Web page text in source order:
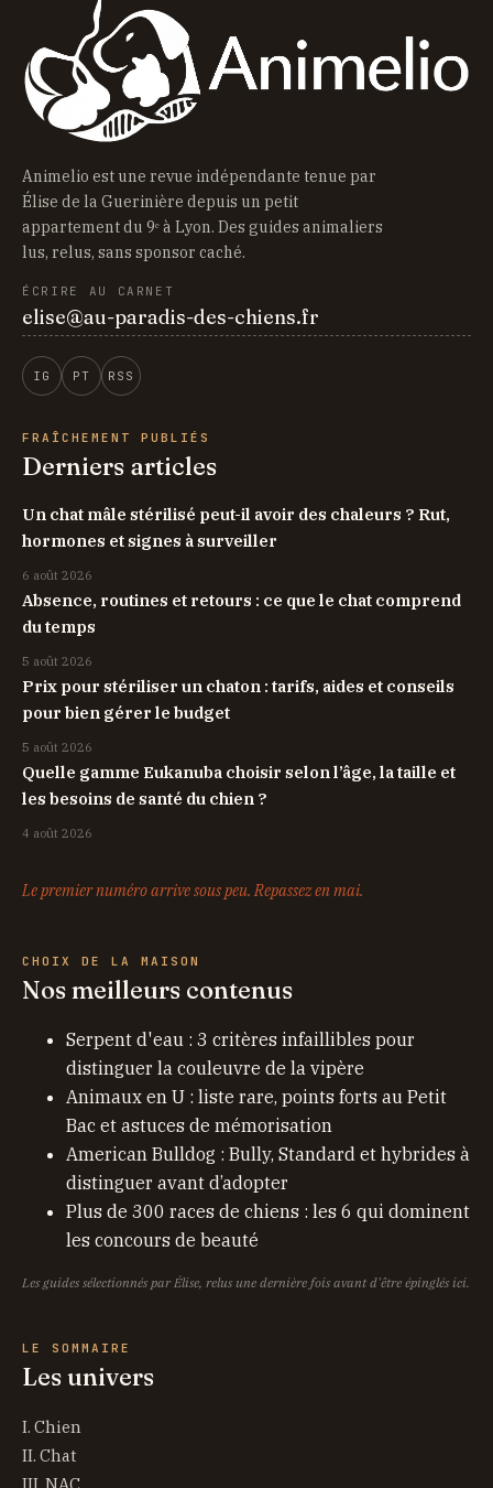
Animelio est une revue indépendante tenue par
Élise de la Guerinière depuis un petit
appartement du 9ᵉ à Lyon. Des guides animaliers
lus, relus, sans sponsor caché.
ÉCRIRE AU CARNET
elise@au-paradis-des-chiens.fr
IG PT RSS
FRAÎCHEMENT PUBLIÉS
Derniers articles
Un chat mâle stérilisé peut-il avoir des chaleurs ? Rut,
hormones et signes à surveiller
6 août 2026
Absence, routines et retours : ce que le chat comprend
du temps
5 août 2026
Prix pour stériliser un chaton : tarifs, aides et conseils
pour bien gérer le budget
5 août 2026
Quelle gamme Eukanuba choisir selon l’âge, la taille et
les besoins de santé du chien ?
4 août 2026
Le premier numéro arrive sous peu. Repassez en mai.
CHOIX DE LA MAISON
Nos meilleurs contenus
Serpent d'eau : 3 critères infaillibles pour
distinguer la couleuvre de la vipère
Animaux en U : liste rare, points forts au Petit
Bac et astuces de mémorisation
American Bulldog : Bully, Standard et hybrides à
distinguer avant d’adopter
Plus de 300 races de chiens : les 6 qui dominent
les concours de beauté
Les guides sélectionnés par Élise, relus une dernière fois avant d'être épinglés ici.
LE SOMMAIRE
Les univers
I. Chien
II. Chat